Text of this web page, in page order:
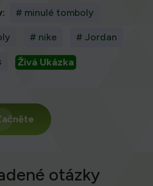
# minulé tomboly
# nike # Jordan
Živá Ukázka
otázky